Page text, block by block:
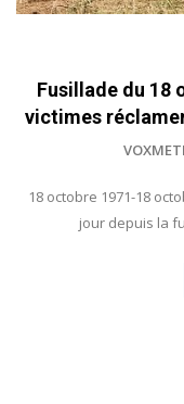
Fusillade du 18
victimes
18 octobre 1971-18
jour depuis la